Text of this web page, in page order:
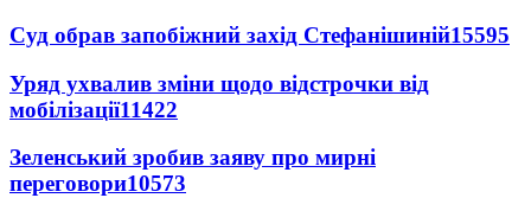
Суд обрав запобіжний захід Стефанішиній15595
Уряд ухвалив зміни щодо відстрочки від
мобілізації11422
Зеленський зробив заяву про мирні
переговори10573